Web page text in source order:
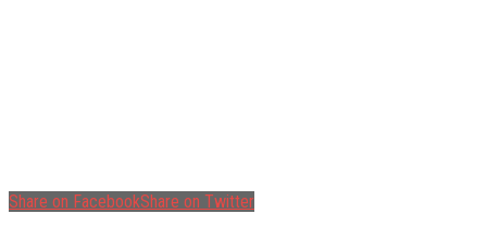
Share on FacebookShare on Twitter